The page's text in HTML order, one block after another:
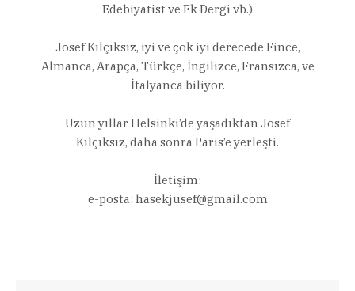
Edebiyatist ve Ek Dergi vb.)
Josef Kılçıksız, iyi ve çok iyi derecede Fince,
Almanca, Arapça, Türkçe, İngilizce, Fransızca, ve
İtalyanca biliyor.
Uzun yıllar Helsinki’de yaşadıktan Josef
Kılçıksız, daha sonra Paris’e yerleşti.
İletişim:
e-posta: hasekjusef@gmail.com